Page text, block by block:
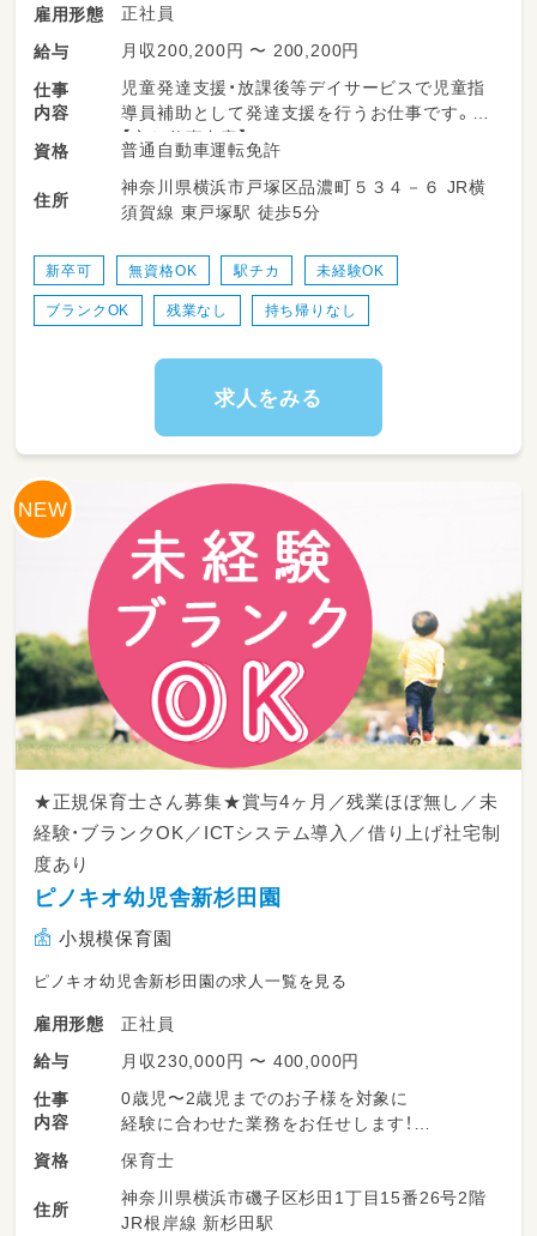
雇用形態
正社員
給与
月収200,200円 〜 200,200円
仕事
内容
児童発達支援・放課後等デイサービスで児童指
導員補助として発達支援を行うお仕事です。
【主な仕事内容】
グループ・個別支援などの療育全般業務
プログラム作成／食事介助／送迎・添乗業務／
連絡帳の記入／施設内の掃除 など
資格 普通自動車運転免許
住所
神奈川県横浜市戸塚区品濃町５３４－６ JR横
須賀線 東戸塚駅 徒歩5分
新卒可 無資格OK 駅チカ 未経験OK
ブランクOK 残業なし 持ち帰りなし
求人をみる
★正規保育士さん募集★賞与4ヶ月／残業ほぼ無し／未
経験・ブランクOK／ICTシステム導入／借り上げ社宅制
度あり
ピノキオ幼児舎新杉田園
小規模保育園
ピノキオ幼児舎新杉田園の求人一覧を見る
雇用形態
正社員
給与
月収230,000円 〜 400,000円
仕事
内容
0歳児〜2歳児までのお子様を対象に
経験に合わせた業務をお任せします！
・お散歩、日墓の活動など
・食事・トイレ・お昼寝のサポート
・行事やイベントの準備
資格 保育士
住所
神奈川県横浜市磯子区杉田1丁目15番26号2階
JR根岸線 新杉田駅